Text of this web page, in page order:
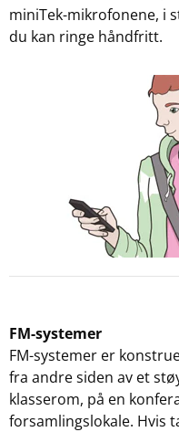
miniTek-mikrofonene, i
du kan ringe håndfritt.
FM-systemer
FM-systemer er
fra andre siden av et
klasserom, på en
forsamlingslokale. Hvis